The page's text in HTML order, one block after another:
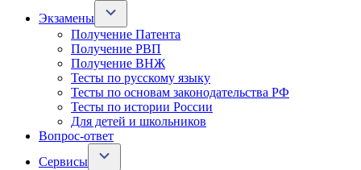
Экзамены
Получение Патента
Получение РВП
Получение ВНЖ
Тесты по русскому языку
Тесты по основам законодательства РФ
Тесты по истории России
Для детей и школьников
Вопрос-ответ
Сервисы